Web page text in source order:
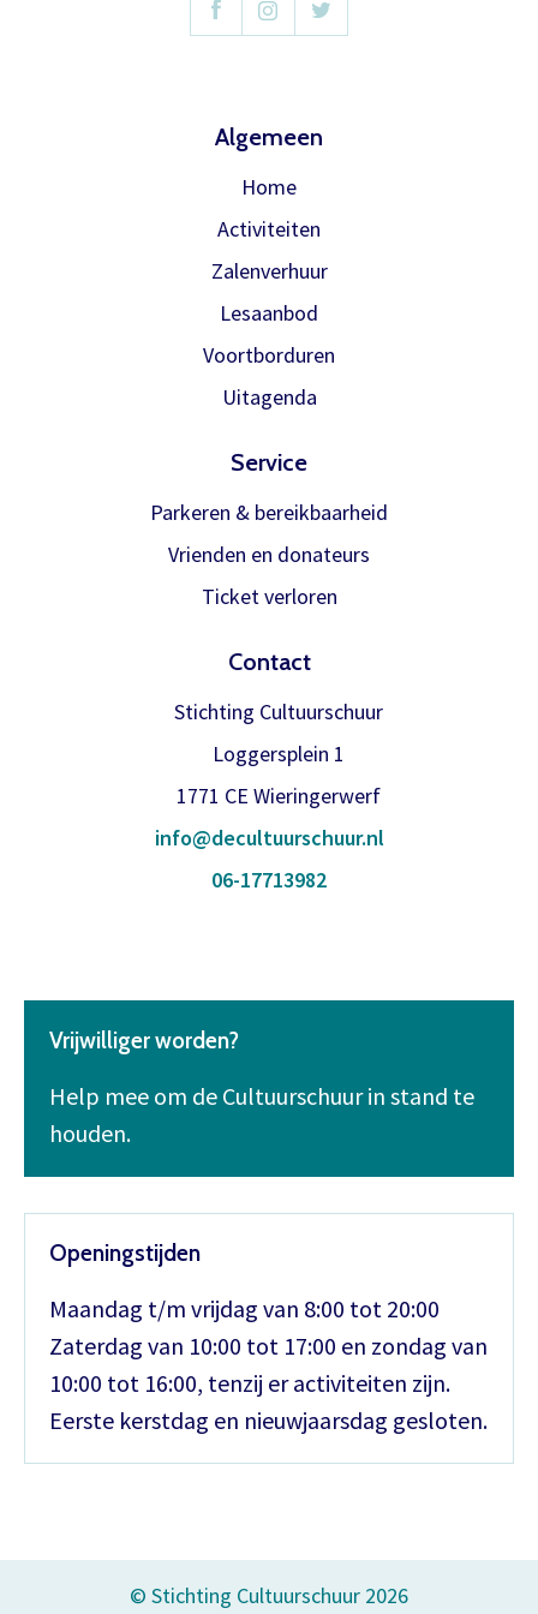
Algemeen
Home
Activiteiten
Zalenverhuur
Lesaanbod
Voortborduren
Uitagenda
Service
Parkeren & bereikbaarheid
Vrienden en donateurs
Ticket verloren
Contact
Stichting Cultuurschuur
Loggersplein 1
1771 CE Wieringerwerf
info@decultuurschuur.nl
06-17713982
Vrijwilliger worden?
Help mee om de Cultuurschuur in stand te
houden.
Openingstijden
Maandag t/m vrijdag van 8:00 tot 20:00
Zaterdag van 10:00 tot 17:00 en zondag van
10:00 tot 16:00, tenzij er activiteiten zijn.
Eerste kerstdag en nieuwjaarsdag gesloten.
© Stichting Cultuurschuur 2026